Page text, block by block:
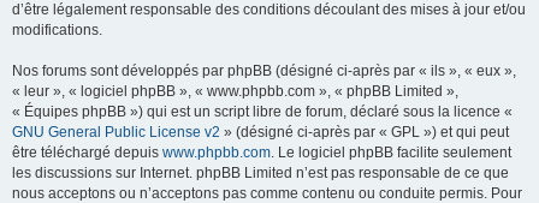
d’être légalement responsable des conditions découlant des mises à jour et/ou
modifications.
Nos forums sont développés par phpBB (désigné ci-après par « ils », « eux »,
« leur », « logiciel phpBB », « www.phpbb.com », « phpBB Limited »,
« Équipes phpBB ») qui est un script libre de forum, déclaré sous la licence «
GNU General Public License v2 » (désigné ci-après par « GPL ») et qui peut
être téléchargé depuis www.phpbb.com. Le logiciel phpBB facilite seulement
les discussions sur Internet. phpBB Limited n’est pas responsable de ce que
nous acceptons ou n’acceptons pas comme contenu ou conduite permis. Pour